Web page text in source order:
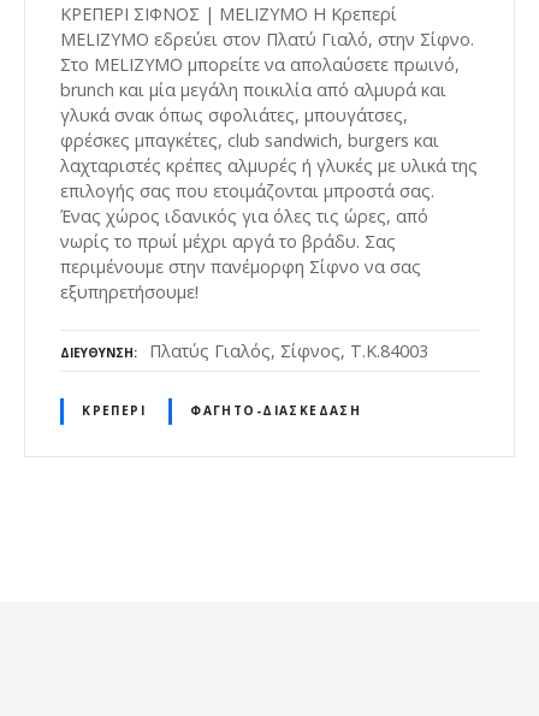
ΚΡΕΠΕΡΙ ΣΙΦΝΟΣ | MELIZYMO Η Κρεπερί
MELIZYMO εδρεύει στον Πλατύ Γιαλό, στην Σίφνο.
Στο MELIZYMO μπορείτε να απολαύσετε πρωινό,
brunch και μία μεγάλη ποικιλία από αλμυρά και
γλυκά σνακ όπως σφολιάτες, μπουγάτσες,
φρέσκες μπαγκέτες, club sandwich, burgers και
λαχταριστές κρέπες αλμυρές ή γλυκές με υλικά της
επιλογής σας που ετοιμάζονται μπροστά σας.
Ένας χώρος ιδανικός για όλες τις ώρες, από
νωρίς το πρωί μέχρι αργά το βράδυ. Σας
περιμένουμε στην πανέμορφη Σίφνο να σας
εξυπηρετήσουμε!
ΔΙΕΎΘΥΝΣΗ Πλατύς Γιαλός, Σίφνος, Τ.Κ.84003
ΚΡΕΠΕΡΊ ΦΑΓΗΤΌ-ΔΙΑΣΚΈΔΑΣΗ